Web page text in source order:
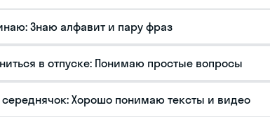
обычно выражают:
excellent(отличный)
compliqué(сложный)
(существенный),nécessaire(необходимый)
Знаю алфавит и пару фраз
в отпуске: Понимаю простые вопросы
Хорошо понимаю тексты и видео